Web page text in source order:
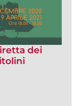
dei